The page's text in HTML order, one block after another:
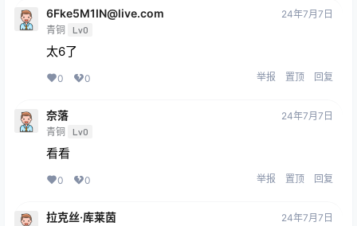
6Fke5M1IN@live.com
青铜 Lv0
24年7月7日
太6了
0 0 举报 置顶 回复
奈落
青铜 Lv0
24年7月7日
看看
0 0 举报 置顶 回复
拉克丝·库莱茵 24年7月7日